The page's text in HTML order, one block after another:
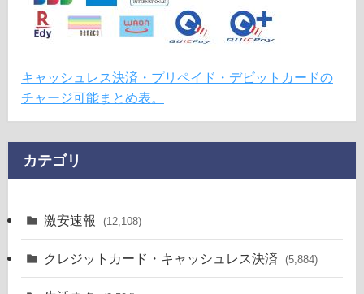
キャッシュレス決済・プリペイド・デビットカードの
チャージ可能まとめ表。
カテゴリ
激安速報 (12,108)
クレジットカード・キャッシュレス決済 (5,884)